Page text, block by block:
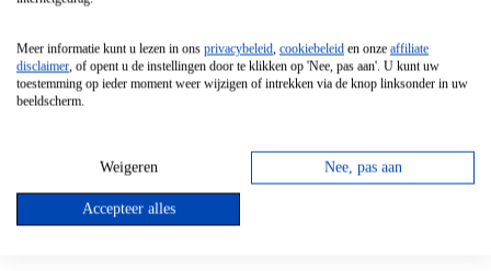
Vrijstaande Magnetron
Vrijstaande Kookplaat
Inbouw Gaskookplaat
Inbouw Keramische Kookplaat
Kookplaat Accessoires
Meer informatie kunt u lezen in ons privacybeleid, cookiebeleid en onze affiliate
disclaimer, of opent u de instellingen door te klikken op 'Nee, pas aan'. U kunt uw
toestemming op ieder moment weer wijzigen of intrekken via de knop linksonder in uw
beeldscherm.
Weigeren Nee, pas aan
Accepteer alles